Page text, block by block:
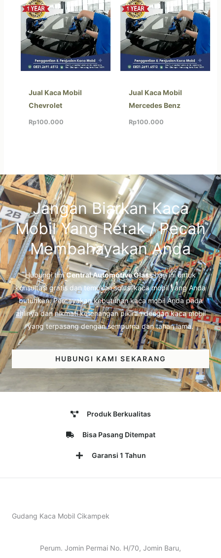
Jual Kaca Mobil
Chevrolet
Rp100.000
Jual Kaca Mobil
Mercedes Benz
Rp100.000
Jangan Biarkan Kaca
Mobil Yang Retak / Pecah
Membahayakan Anda
Hubungi timCentral Automotive Glasshari ini untuk
konsultasi gratis dan temukan solusi kaca mobil yang Anda
butuhkan. Percayakan kebutuhan kaca mobil Anda pada
ahlinya dan nikmati ketenangan pikiran dengan kaca mobil
yang terpasang dengan sempurna dan tahan lama.
HUBUNGI KAMI SEKARANG
Produk Berkualitas
Bisa Pasang Ditempat
Garansi 1 Tahun
Gudang Kaca Mobil Cikampek
Perum. Jomin Permai No. H/70, Jomin Baru,